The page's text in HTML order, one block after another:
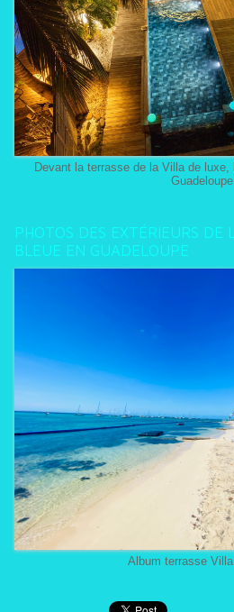
Devant la terrasse de la Villa de
Guadeloupe
PHOTOS DES EXTÉRIEURS DE
BLEUE EN GUADELOUPE
Album terrasse